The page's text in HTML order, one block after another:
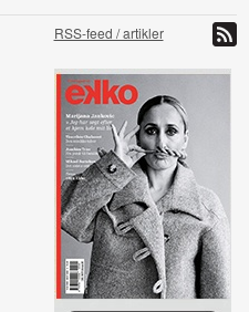
RSS-feed / artikler